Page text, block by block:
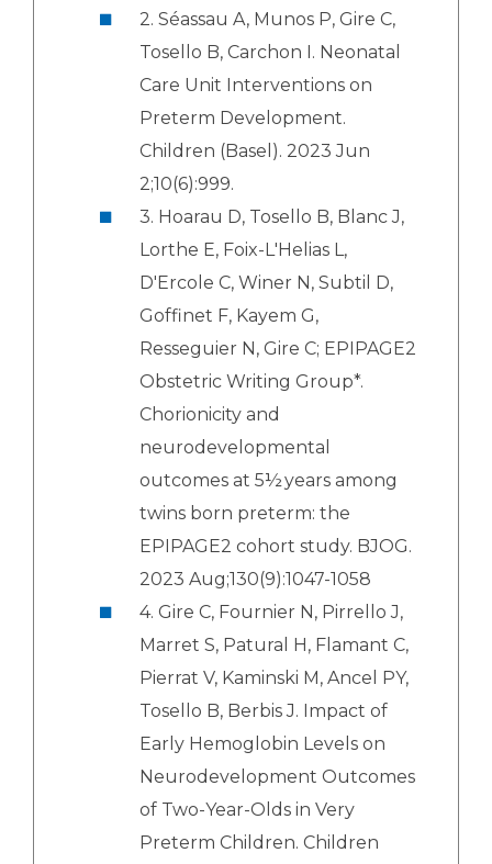
2. Séassau A, Munos P, Gire C,
Tosello B, Carchon I. Neonatal
Care Unit Interventions on
Preterm Development.
Children (Basel). 2023 Jun
2;10(6):999.
3. Hoarau D, Tosello B, Blanc J,
Lorthe E, Foix-L'Helias L,
D'Ercole C, Winer N, Subtil D,
Goffinet F, Kayem G,
Resseguier N, Gire C; EPIPAGE2
Obstetric Writing Group*.
Chorionicity and
neurodevelopmental
outcomes at 5½ years among
twins born preterm: the
EPIPAGE2 cohort study. BJOG.
2023 Aug;130(9):1047-1058
4. Gire C, Fournier N, Pirrello J,
Marret S, Patural H, Flamant C,
Pierrat V, Kaminski M, Ancel PY,
Tosello B, Berbis J. Impact of
Early Hemoglobin Levels on
Neurodevelopment Outcomes
of Two-Year-Olds in Very
Preterm Children. Children